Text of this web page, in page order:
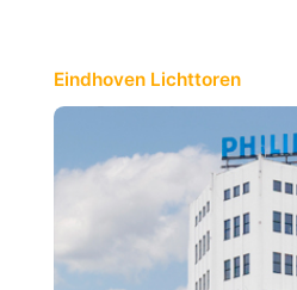
Eindhoven Lichttoren